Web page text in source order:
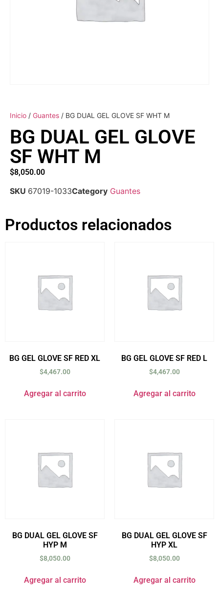
Inicio / Guantes / BG DUAL GEL GLOVE SF WHT M
BG DUAL GEL GLOVE
SF WHT M
$8,050.00
SKU 67019-1033Category Guantes
Productos relacionados
BG GEL GLOVE SF RED XL
$4,467.00
Agregar al carrito
BG GEL GLOVE SF RED L
$4,467.00
Agregar al carrito
BG DUAL GEL GLOVE SF
HYP M
$8,050.00
Agregar al carrito
BG DUAL GEL GLOVE SF
HYP XL
$8,050.00
Agregar al carrito